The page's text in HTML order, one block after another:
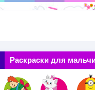
Раскраски для